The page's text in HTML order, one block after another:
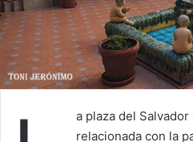
a plaza del
relacionada con la